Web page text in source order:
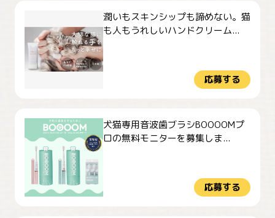
潤いもスキンシップも諦めない。猫
も人もうれしいハンドクリーム...
応募する
犬猫専用音波歯ブラシBOOOOMプ
ロの無料モニターを募集しま...
応募する